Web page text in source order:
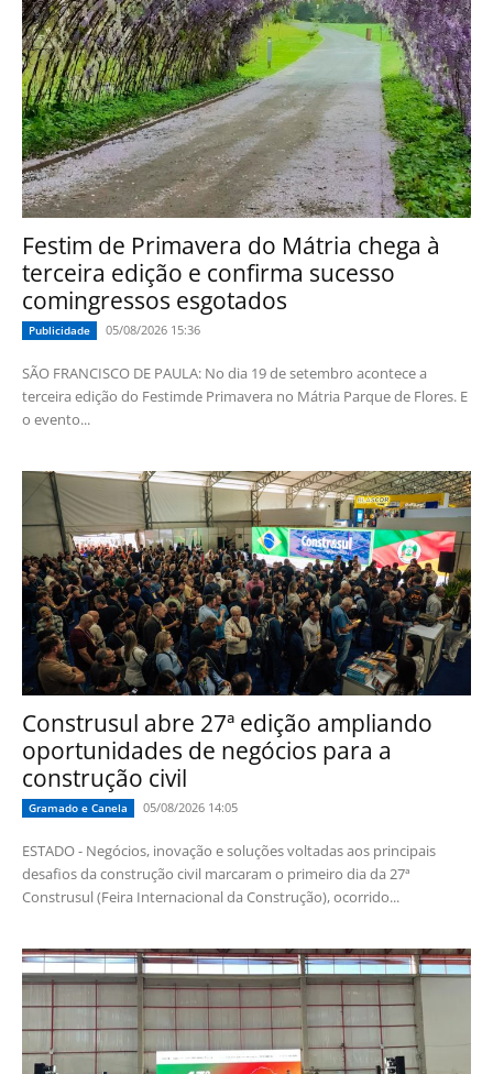
Festim de Primavera do Mátria chega à
terceira edição e confirma sucesso
comingressos esgotados
Publicidade 05/08/2026 15:36
SÃO FRANCISCO DE PAULA: No dia 19 de setembro acontece a
terceira edição do Festimde Primavera no Mátria Parque de Flores. E
o evento...
Construsul abre 27ª edição ampliando
oportunidades de negócios para a
construção civil
Gramado e Canela 05/08/2026 14:05
ESTADO - Negócios, inovação e soluções voltadas aos principais
desafios da construção civil marcaram o primeiro dia da 27ª
Construsul (Feira Internacional da Construção), ocorrido...